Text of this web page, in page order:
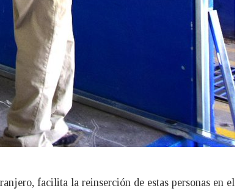
facilita la reinserción de estas personas en